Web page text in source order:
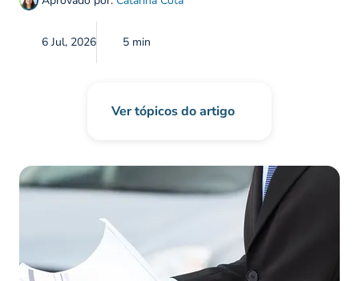
6 Jul, 2026 5 min
Ver tópicos do artigo